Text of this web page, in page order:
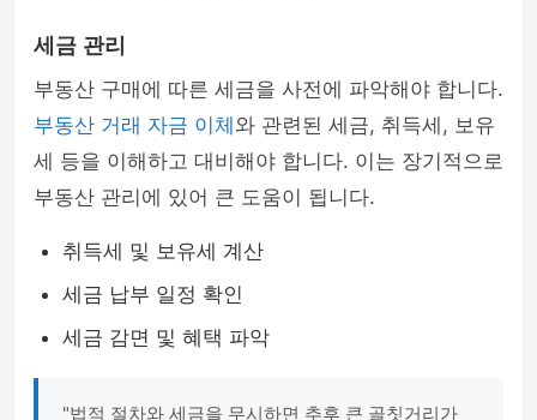
세금 관리
부동산 구매에 따른 세금을 사전에 파악해야 합니다.
부동산 거래 자금 이체 와 관련된 세금, 취득세, 보유
세 등을 이해하고 대비해야 합니다. 이는 장기적으로
부동산 관리에 있어 큰 도움이 됩니다.
취득세 및 보유세 계산
세금 납부 일정 확인
세금 감면 및 혜택 파악
"법적 절차와 세금을 무시하면 추후 큰 골칫거리가